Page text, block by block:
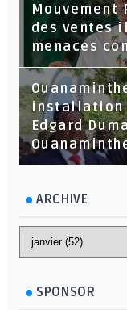
Mouvement
des ventes
menaces
installation
Edgard
ARCHIVE
SPONSOR